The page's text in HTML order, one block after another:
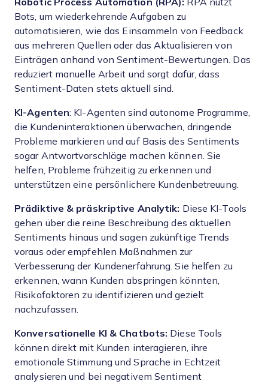
Robotic Process Automation (RPA): RPA nutzt
Bots, um wiederkehrende Aufgaben zu
automatisieren, wie das Einsammeln von Feedback
aus mehreren Quellen oder das Aktualisieren von
Einträgen anhand von Sentiment-Bewertungen. Das
reduziert manuelle Arbeit und sorgt dafür, dass
Sentiment-Daten stets aktuell sind.
KI-Agenten: KI-Agenten sind autonome Programme,
die Kundeninteraktionen überwachen, dringende
Probleme markieren und auf Basis des Sentiments
sogar Antwortvorschläge machen können. Sie
helfen, Probleme frühzeitig zu erkennen und
unterstützen eine persönlichere Kundenbetreuung.
Prädiktive & präskriptive Analytik: Diese KI-Tools
gehen über die reine Beschreibung des aktuellen
Sentiments hinaus und sagen zukünftige Trends
voraus oder empfehlen Maßnahmen zur
Verbesserung der Kundenerfahrung. Sie helfen zu
erkennen, wann Kunden abspringen könnten,
Risikofaktoren zu identifizieren und gezielt
nachzufassen.
Konversationelle KI & Chatbots: Diese Tools
können direkt mit Kunden interagieren, ihre
emotionale Stimmung und Sprache in Echtzeit
analysieren und bei negativem Sentiment